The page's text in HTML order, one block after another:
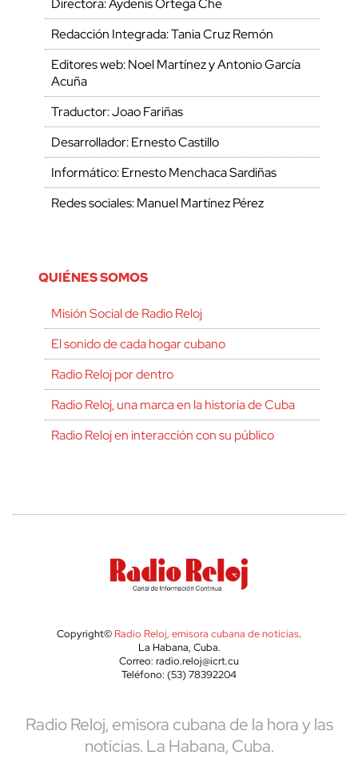
Redacción Integrada: Tania Cruz Remón
Editores web: Noel Martínez y Antonio García
Acuña
Traductor: Joao Fariñas
Desarrollador: Ernesto Castillo
Informático: Ernesto Menchaca Sardiñas
Redes sociales: Manuel Martínez Pérez
QUIÉNES SOMOS
Misión Social de Radio Reloj
El sonido de cada hogar cubano
Radio Reloj por dentro
Radio Reloj, una marca en la historia de Cuba
Radio Reloj en interacción con su público
Copyright© Radio Reloj, emisora cubana de noticias.
La Habana, Cuba.
Correo: radio.reloj@icrt.cu
Teléfono: (53) 78392204
Radio Reloj, emisora cubana de la hora y las
noticias. La Habana, Cuba.